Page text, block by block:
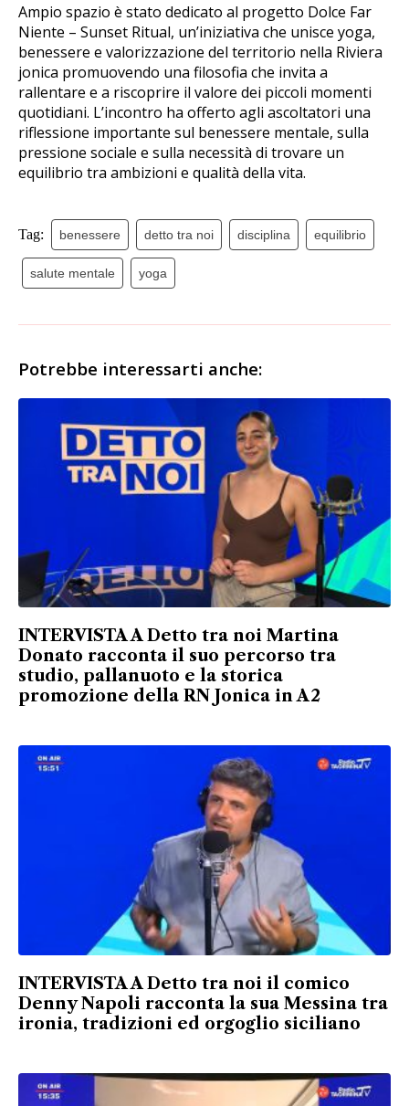
Ampio spazio è stato dedicato al progetto Dolce Far
Niente – Sunset Ritual, un’iniziativa che unisce yoga,
benessere e valorizzazione del territorio nella Riviera
jonica promuovendo una filosofia che invita a
rallentare e a riscoprire il valore dei piccoli momenti
quotidiani. L’incontro ha offerto agli ascoltatori una
riflessione importante sul benessere mentale, sulla
pressione sociale e sulla necessità di trovare un
equilibrio tra ambizioni e qualità della vita.
Tag: benessere detto tra noi disciplina equilibrio
salute mentale yoga
Potrebbe interessarti anche:
INTERVISTA A Detto tra noi Martina
Donato racconta il suo percorso tra
studio, pallanuoto e la storica
promozione della RN Jonica in A2
INTERVISTA A Detto tra noi il comico
Denny Napoli racconta la sua Messina tra
ironia, tradizioni ed orgoglio siciliano